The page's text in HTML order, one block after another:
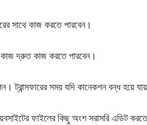
সাথে কাজ করতে পারবেন।
দ্রুত কাজ করতে পারবেন।
ট্রান্সফারের সময় যদি কানেকশন বন্ধ হয়ে
ফাইলের কিছু অংশ সরাসরি এডিট